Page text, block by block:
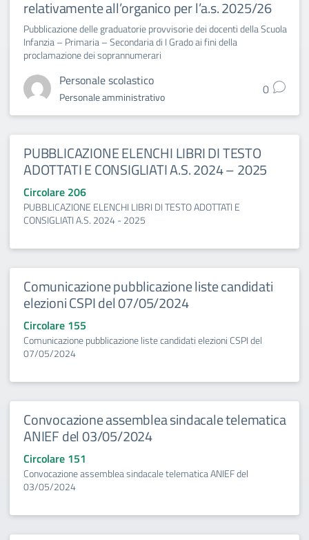
relativamente all’organico per l’a.s. 2025/26
Pubblicazione delle graduatorie provvisorie dei docenti della Scuola
Infanzia – Primaria – Secondaria di I Grado ai fini della
proclamazione dei soprannumerari
Personale scolastico
Personale amministrativo 0
PUBBLICAZIONE ELENCHI LIBRI DI TESTO
ADOTTATI E CONSIGLIATI A.S. 2024 – 2025
Circolare 206
PUBBLICAZIONE ELENCHI LIBRI DI TESTO ADOTTATI E
CONSIGLIATI A.S. 2024 - 2025
Comunicazione pubblicazione liste candidati
elezioni CSPI del 07/05/2024
Circolare 155
Comunicazione pubblicazione liste candidati elezioni CSPI del
07/05/2024
Convocazione assemblea sindacale telematica
ANIEF del 03/05/2024
Circolare 151
Convocazione assemblea sindacale telematica ANIEF del
03/05/2024